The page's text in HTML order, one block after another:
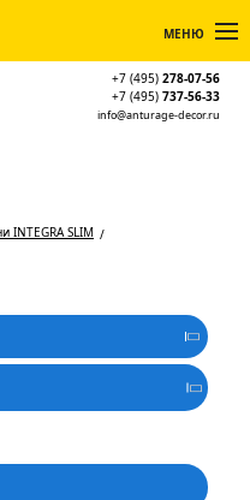
МЕНЮ
+7 (495) 278-07-56
+7 (495) 737-56-33
info@anturage-decor.ru
INTEGRA SLIM